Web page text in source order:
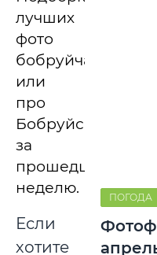
лучших
фото
бобруйчан
или
про
Бобруйск
за
прошедшую
неделю.
Если
хотите
ПОГОДА